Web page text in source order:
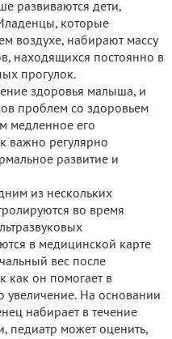
развиваются дети,
которые
воздухе, набирают массу
находящихся постоянно в
прогулок.
здоровья малыша, и
проблем со здоровьем
медленное его
важно регулярно
развитие и
из нескольких
во время
в медицинской карте
вес после
как он помогает в
увеличение. На основании
набирает в течение
педиатр может оценить,